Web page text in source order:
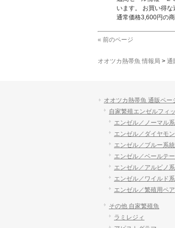
います。 お買い得
通常価格3,600円の
« 前のページ
オオツカ熱帯魚 情報局 > 通
オオツカ熱帯魚 通販ペー
自家繁殖エンゼルフィ
エンゼル／ノーマル
エンゼル／ダイヤモ
エンゼル／ブルー系統
エンゼル／ベールテ
エンゼル／アルビノ
エンゼル／ワイルド
エンゼル／繁殖用ペア
その他 自家繁殖魚
ラミレジィ